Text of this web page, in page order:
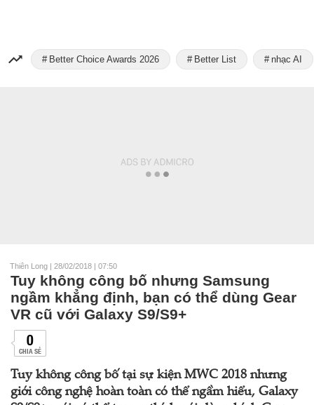
Better Choice Awards 2026 Better List nhạc AI
Thiên Long | 28/02/2018 | 07:50
Tuy không công bố nhưng Samsung
ngầm khẳng định, bạn có thể dùng Gear
VR cũ với Galaxy S9/S9+
0
CHIA SẺ
Tuy không công bố tại sự kiện MWC 2018 nhưng
giới công nghệ hoàn toàn có thể ngầm hiểu, Galaxy